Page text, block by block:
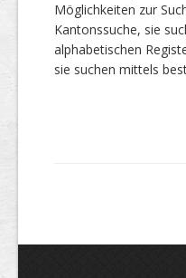
Möglichkeiten zur
Kantonssuche, sie
alphabetischen
sie suchen mittels